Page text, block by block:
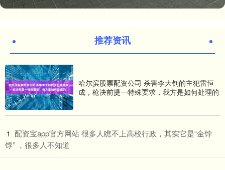
推荐资讯
哈尔滨股票配资公司 杀害李大钊的主犯雷恒
成，枪决前提一特殊要求，我方是如何处理的
1 ​配资宝app官方网站 很多人瞧不上高校行政，其实它是“金饽
饽” ，很多人不知道